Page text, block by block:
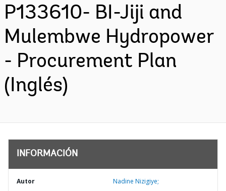
P133610- BI-Jiji and
Mulembwe Hydropower
- Procurement Plan
(Inglés)
INFORMACIÓN
Autor Nadine Nizigiye;